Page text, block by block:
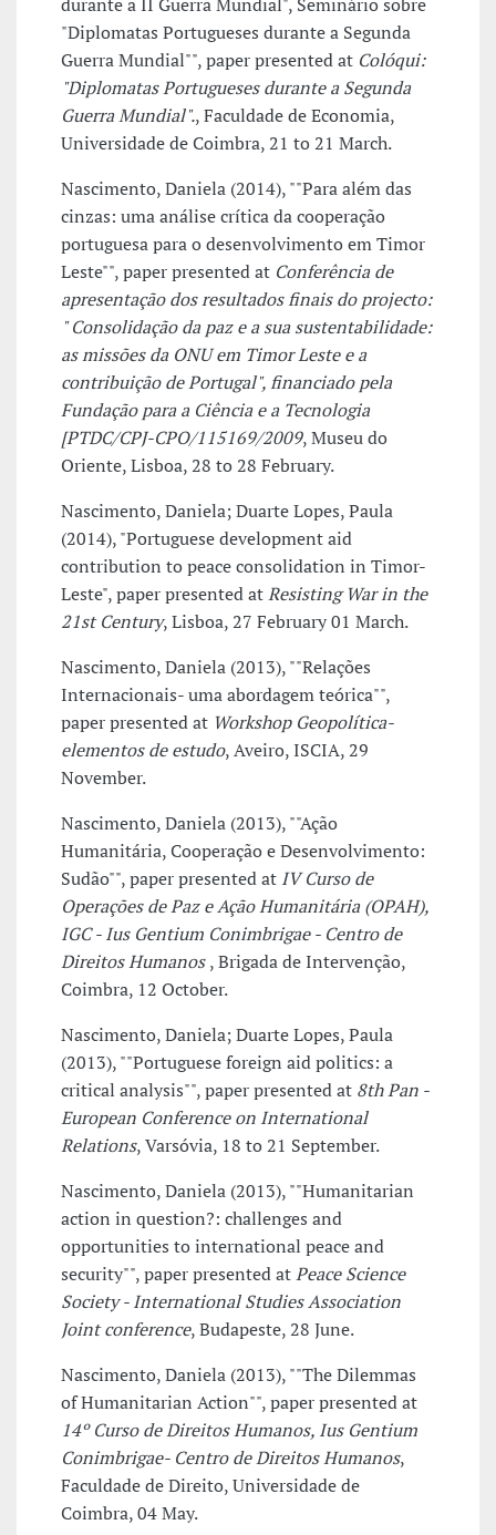
"Diplomatas Portugueses durante a Segunda
Guerra Mundial"", paper presented at Colóqui:
"Diplomatas Portugueses durante a Segunda
Guerra Mundial"., Faculdade de Economia,
Universidade de Coimbra, 21 to 21 March.
Nascimento, Daniela (2014), ""Para além das
cinzas: uma análise crítica da cooperação
portuguesa para o desenvolvimento em Timor
Leste"", paper presented at Conferência de
apresentação dos resultados finais do projecto:
" Consolidação da paz e a sua sustentabilidade:
as missões da ONU em Timor Leste e a
contribuição de Portugal", financiado pela
Fundação para a Ciência e a Tecnologia
[PTDC/CPJ-CPO/115169/2009, Museu do
Oriente, Lisboa, 28 to 28 February.
Nascimento, Daniela; Duarte Lopes, Paula
(2014), "Portuguese development aid
contribution to peace consolidation in Timor-
Leste", paper presented atResisting War in the
21st Century, Lisboa, 27 February 01 March.
Nascimento, Daniela (2013), ""Relações
Internacionais- uma abordagem teórica"",
paper presented at Workshop Geopolítica-
elementos de estudo, Aveiro, ISCIA, 29
November.
Nascimento, Daniela (2013), ""Ação
Humanitária, Cooperação e Desenvolvimento:
Sudão"", paper presented at IV Curso de
Operações de Paz e Ação Humanitária (OPAH),
IGC - Ius Gentium Conimbrigae - Centro de
Direitos Humanos, Brigada de Intervenção,
Coimbra, 12 October.
Nascimento, Daniela; Duarte Lopes, Paula
(2013), ""Portuguese foreign aid politics: a
critical analysis"", paper presented at 8th Pan -
European Conference on International
Relations, Varsóvia, 18 to 21 September.
Nascimento, Daniela (2013), ""Humanitarian
action in question?: challenges and
opportunities to international peace and
security"", paper presented atPeace Science
Society - International Studies Association
Joint conference, Budapeste, 28 June.
Nascimento, Daniela (2013), ""The Dilemmas
of Humanitarian Action"", paper presented at
14º Curso de Direitos Humanos, Ius Gentium
Conimbrigae- Centro de Direitos Humanos,
Faculdade de Direito, Universidade de
Coimbra, 04 May.